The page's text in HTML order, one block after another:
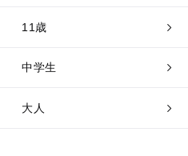
11歳
中学生
大人